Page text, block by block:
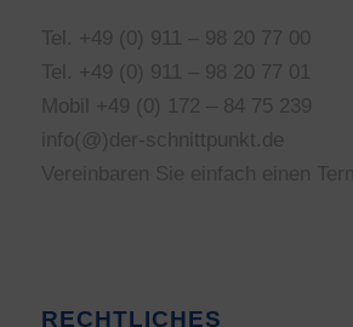
Tel. +49 (0) 911 – 98 20 77 00
Tel. +49 (0) 911 – 98 20 77 01
Mobil +49 (0) 172 – 84 75 239
info(@)der-schnittpunkt.de
RECHTLICHES